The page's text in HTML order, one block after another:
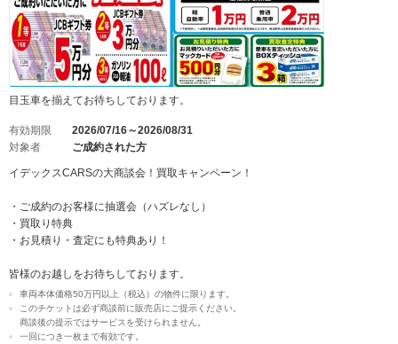
目玉車を揃えてお待ちしております。
有効期限
2026/07/16～2026/08/31
対象者
ご成約された方
イデックスCARSの大商談会！買取キャンペーン！
・ご成約のお客様に抽選会（ハズレなし）
・買取り特典
・お見積り・査定にも特典あり！
皆様のお越しをお待ちしております。
車両本体価格50万円以上（税込）の物件に限ります。
このチケットは必ず商談前に販売店にご提示ください。
商談後の提示ではサービスを受けられません。
一回につき一枚まで有効です。